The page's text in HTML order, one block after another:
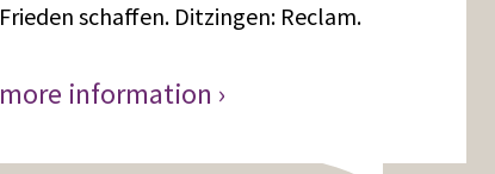
Frieden schaffen. Ditzingen: Reclam.
more information ›